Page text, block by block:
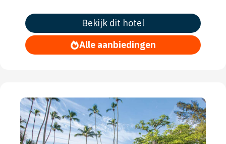
Bekijk dit hotel
Alle aanbiedingen